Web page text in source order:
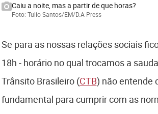
Caiu a noite, mas a partir de que horas?
Foto: Tulio Santos/EM/D.A Press
Se para as nossas relações sociais
18h - horário no qual trocamos a
Trânsito Brasileiro (CTB) não entende
fundamental para cumprir com as